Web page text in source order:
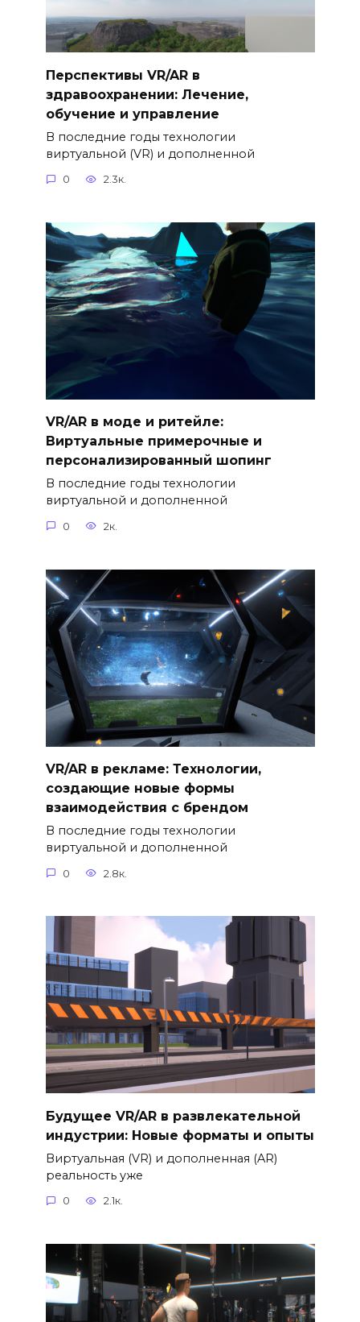
Перспективы VR/AR в
здравоохранении: Лечение,
обучение и управление
В последние годы технологии
виртуальной (VR) и дополненной
0 2.3к.
VR/AR в моде и ритейле:
Виртуальные примерочные и
персонализированный шопинг
В последние годы технологии
виртуальной и дополненной
0 2к.
VR/AR в рекламе: Технологии,
создающие новые формы
взаимодействия с брендом
В последние годы технологии
виртуальной и дополненной
0 2.8к.
Будущее VR/AR в развлекательной
индустрии: Новые форматы и опыты
Виртуальная (VR) и дополненная (AR)
реальность уже
0 2.1к.